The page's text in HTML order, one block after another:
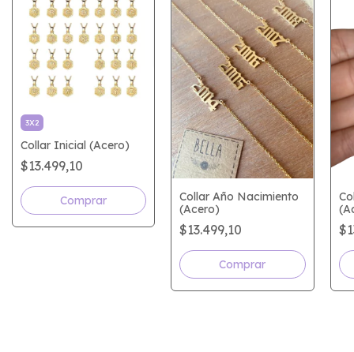
3X2
Collar Inicial (Acero)
$13.499,10
Comprar
Collar Año Nacimiento
(Acero)
$13.499,10
Comprar